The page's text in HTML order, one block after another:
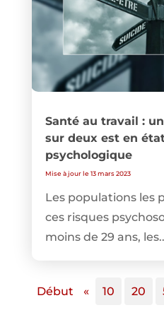
Santé au travail :
sur deux est en
psychologique
Mise à jour le 13 mars 2023
Les populations les
ces risques
moins de 29 ans,
Début « 10 20